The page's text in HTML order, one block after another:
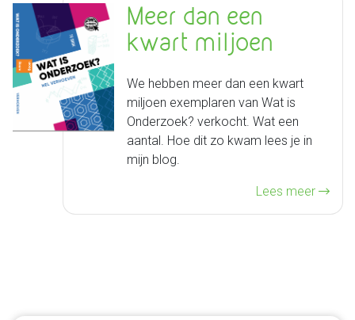
Meer dan een
kwart miljoen
We hebben meer dan een kwart
miljoen exemplaren van Wat is
Onderzoek? verkocht. Wat een
aantal. Hoe dit zo kwam lees je in
mijn blog.
Lees meer